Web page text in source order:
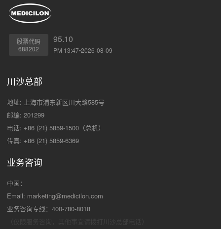
股票代码
688202
95.10
PM 13:47•2026-08-09
川沙总部
地址: 上海市浦东新区川大路585号
邮编: 201299
电话: +86 (21) 5859-1500（总机）
传真: +86 (21) 5859-6369
业务咨询
中国：
Email: marketing@medicilon.com
业务咨询专线：400-780-8018